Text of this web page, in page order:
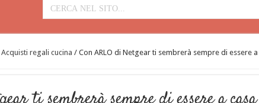
Acquisti regali cucina / Con ARLO di Netgear ti sembrerà sempre di essere a